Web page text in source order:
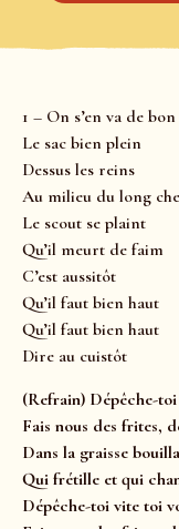
1 – On s’en va de
Le sac bien plein
Dessus les reins
Au milieu du long
Le scout se plaint
Qu’il meurt de faim
C’est aussitôt
Qu’il faut bien haut
Qu’il faut bien haut
Dire au cuistôt
(Refrain) Dépêche-
Fais nous des frites,
Dans la graisse
Qui frétille et qui
Dépêche-toi vite toi